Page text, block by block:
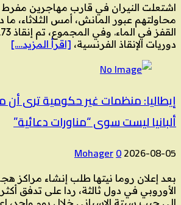
اشتعلت النيران في قارب مهاجرين مفرط
محاولتهم عبور المانش، أمس الثلاثاء،
دوريات الإنقاذ الفرنسية، [اقرأ المزيد….]
إيطاليا: منظمات غير حكومية ترى أن
ألبانيا ليست سوى “مناورات دعائية”
2026-08-05
Mohager0
بعد إعلان روما نيتها طلب إنشاء مراكز